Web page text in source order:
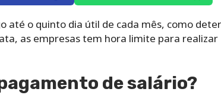
até o quinto dia útil de cada mês, como
as empresas tem hora limite para
de salário?